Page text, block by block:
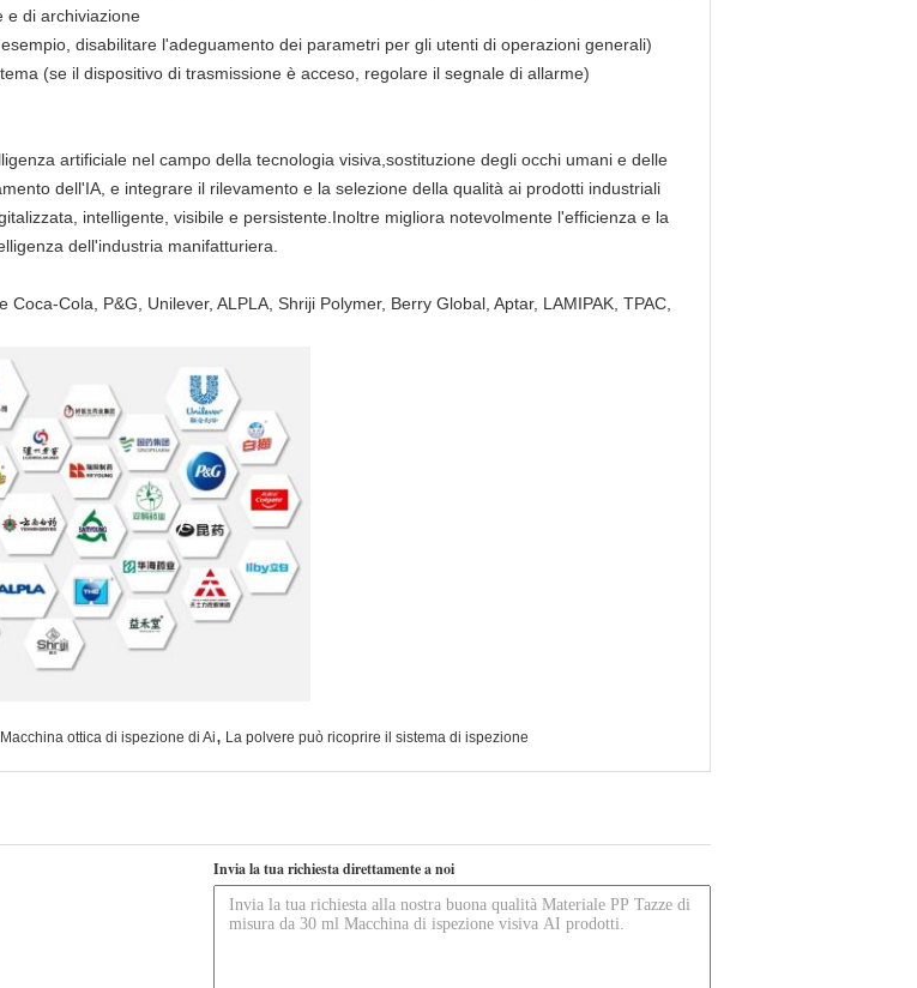
e di archiviazione
disabilitare l'adeguamento dei parametri per gli utenti di operazioni generali)
(se il dispositivo di trasmissione è acceso, regolare il segnale di allarme)
artificiale nel campo della tecnologia visiva,sostituzione degli occhi umani e delle
dell'IA, e integrare il rilevamento e la selezione della qualità ai prodotti industriali
intelligente, visibile e persistente.Inoltre migliora notevolmente l'efficienza e la
dell'industria manifatturiera.
Cola, P&G, Unilever, ALPLA, Shriji Polymer, Berry Global, Aptar, LAMIPAK, TPAC,
Macchina ottica di ispezione di Ai, La polvere può ricoprire il sistema di ispezione
Invia la tua richiesta direttamente a noi